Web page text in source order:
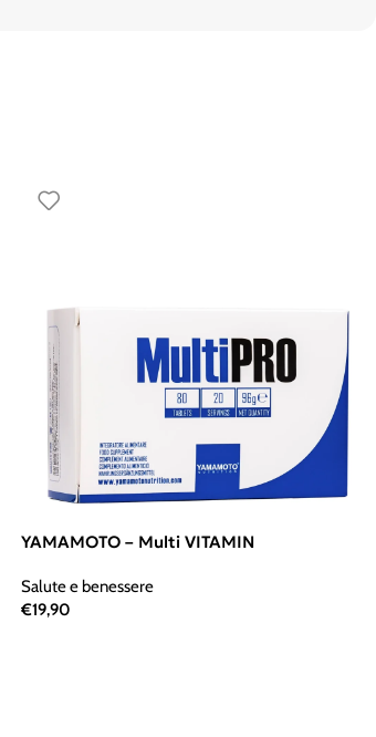
YAMAMOTO – Multi VITAMIN
Salute e benessere
€19,90